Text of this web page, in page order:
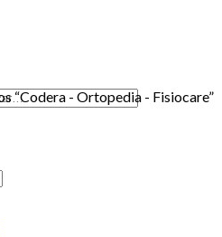
“Codera - Ortopedia - Fisiocare”